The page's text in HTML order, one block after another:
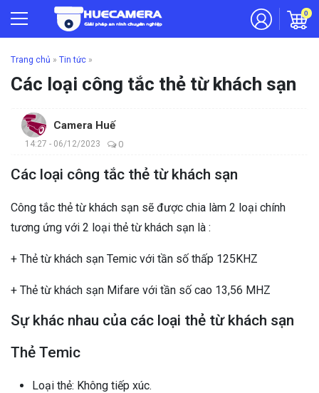
0
Trang chủ » Tin tức »
Các loại công tắc thẻ từ khách sạn
Camera Huế
14:27 - 06/12/2023 0
Các loại công tắc thẻ từ khách sạn
Công tắc thẻ từ khách sạn sẽ được chia làm 2 loại chính
tương ứng với 2 loại thẻ từ khách sạn là :
+ Thẻ từ khách sạn Temic với tần số thấp 125KHZ
+ Thẻ từ khách sạn Mifare với tần số cao 13,56 MHZ
Sự khác nhau của các loại thẻ từ khách sạn
Thẻ Temic
Loại thẻ: Không tiếp xúc.